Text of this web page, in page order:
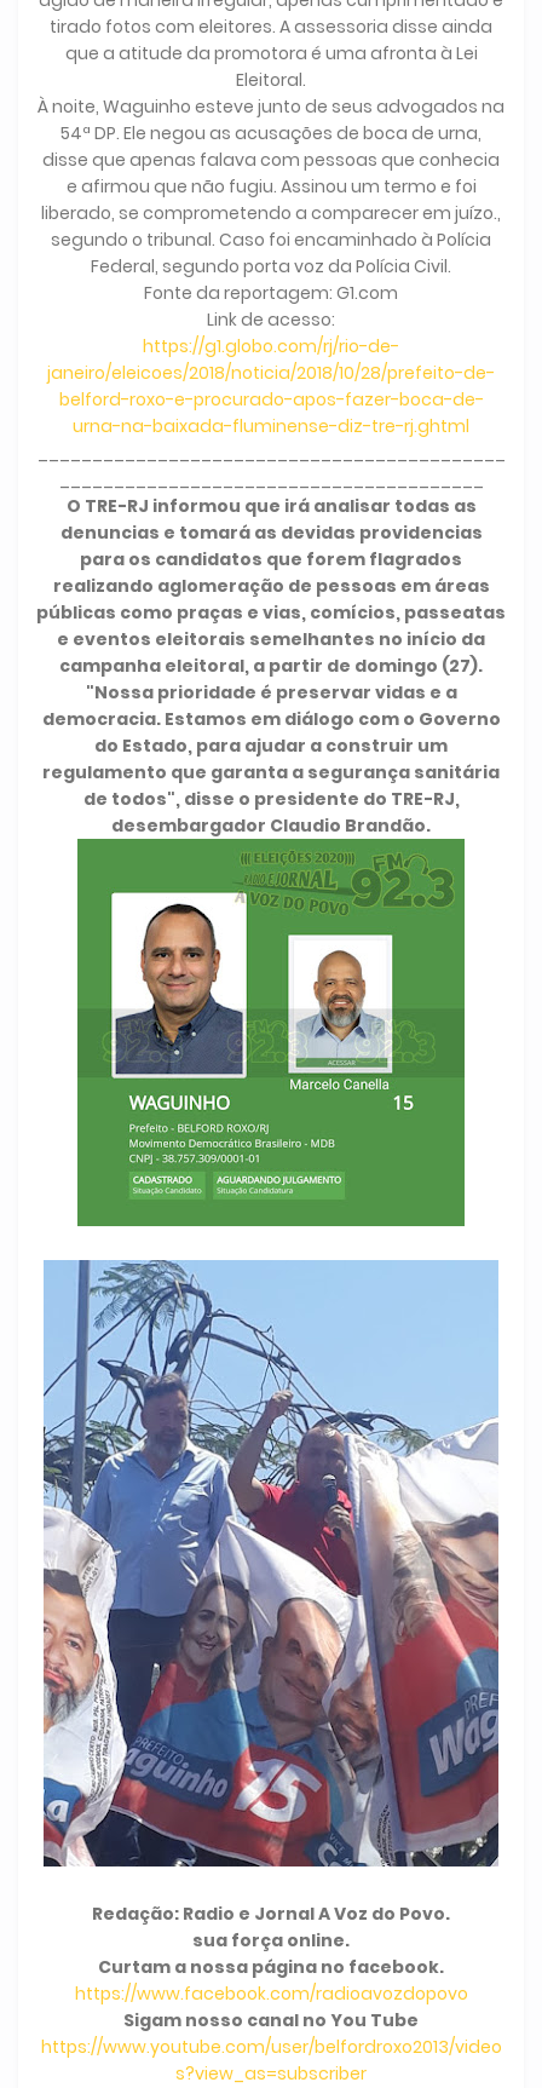
tirado fotos com eleitores. A assessoria disse ainda
que a atitude da promotora é uma afronta à Lei
Eleitoral.
À noite, Waguinho esteve junto de seus advogados na
54ª DP. Ele negou as acusações de boca de urna,
disse que apenas falava com pessoas que conhecia
e afirmou que não fugiu. Assinou um termo e foi
liberado, se comprometendo a comparecer em juízo.,
segundo o tribunal. Caso foi encaminhado à Polícia
Federal, segundo porta voz da Polícia Civil.
Fonte da reportagem: G1.com
Link de acesso:
https://g1.globo.com/rj/rio-de-
janeiro/eleicoes/2018/noticia/2018/10/28/prefeito-de-
belford-roxo-e-procurado-apos-fazer-boca-de-
urna-na-baixada-fluminense-diz-tre-rj.ghtml
O TRE-RJ informou que irá analisar todas as
denuncias e tomará as devidas providencias
para os candidatos que forem flagrados
realizando aglomeração de pessoas em áreas
públicas como praças e vias, comícios, passeatas
e eventos eleitorais semelhantes no início da
campanha eleitoral, a partir de domingo (27).
"Nossa prioridade é preservar vidas e a
democracia. Estamos em diálogo com o Governo
do Estado, para ajudar a construir um
regulamento que garanta a segurança sanitária
de todos", disse o presidente do TRE-RJ,
desembargador Claudio Brandão.
Redação: Radio e Jornal A Voz do Povo.
sua força online.
Curtam a nossa página no facebook.
https://www.facebook.com/radioavozdopovo
Sigam nosso canal no You Tube
https://www.youtube.com/user/belfordroxo2013/video
s?view_as=subscriber